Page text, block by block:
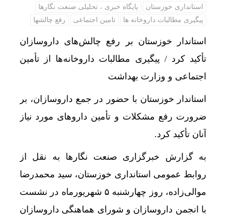
استانداری خوزستان
پایگاه خبری ، تحلیلی صنعت نگارها
پیگیری مطالبات داروخانه ها
تامین اجتماعی رفع چالشها
استاندار خوزستان بر رفع چالش‌های داروسازان
تأکید کرد / پیگیری مطالبات داروخانه‌ها از تأمین
اجتماعی و وزارت بهداشت
استاندار خوزستان با حضور در جمع داروسازان، بر
ضرورت رفع مشکلات و تأمین داروهای مورد نیاز
آنان تأکید کرد.
به گزارش خبرگزاری صنعت نگارها به نقل از
روابط عمومی استانداری خوزستان، سید محمدرضا
موالی‌زاده، روز چهارشنبه ۵ شهریورماه در نشست
با انجمن داروسازان و شورای هماهنگی داروسازان